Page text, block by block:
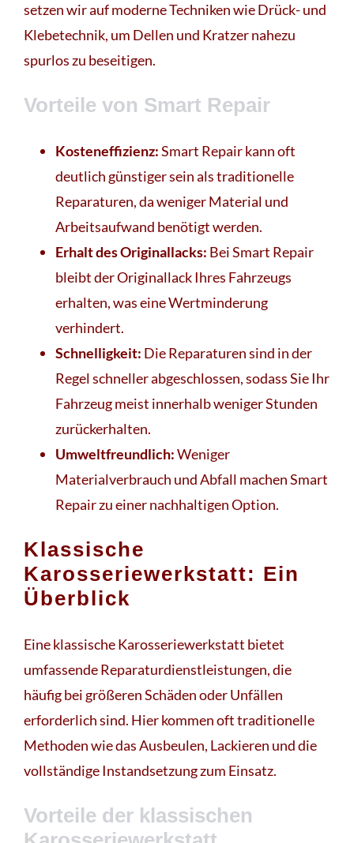
setzen wir auf moderne Techniken wie Drück- und
Klebetechnik, um Dellen und Kratzer nahezu
spurlos zu beseitigen.
Vorteile von Smart Repair
Kosteneffizienz:Smart Repair kann oft
deutlich günstiger sein als traditionelle
Reparaturen, da weniger Material und
Arbeitsaufwand benötigt werden.
Erhalt des Originallacks: Bei Smart Repair
bleibt der Originallack Ihres Fahrzeugs
erhalten, was eine Wertminderung
verhindert.
Schnelligkeit: Die Reparaturen sind in der
Regel schneller abgeschlossen, sodass Sie Ihr
Fahrzeug meist innerhalb weniger Stunden
zurückerhalten.
Umweltfreundlich:Weniger
Materialverbrauch und Abfall machen Smart
Repair zu einer nachhaltigen Option.
Klassische
Karosseriewerkstatt: Ein
Überblick
Eine klassische Karosseriewerkstatt bietet
umfassende Reparaturdienstleistungen, die
häufig bei größeren Schäden oder Unfällen
erforderlich sind. Hier kommen oft traditionelle
Methoden wie das Ausbeulen, Lackieren und die
vollständige Instandsetzung zum Einsatz.
Vorteile der klassischen